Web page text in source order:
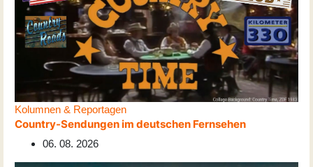
Kolumnen & Reportagen
Country-Sendungen im deutschen Fernsehen
06. 08. 2026